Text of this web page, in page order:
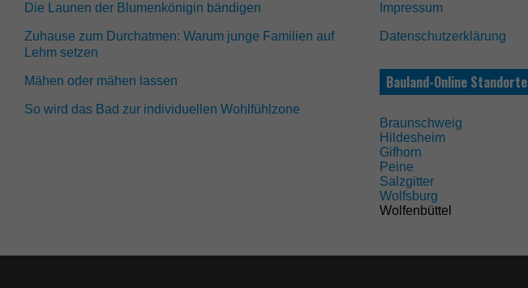
Die Launen der Blumenkönigin bändigen
Zuhause zum Durchatmen: Warum junge Familien auf
Lehm setzen
Mähen oder mähen lassen
So wird das Bad zur individuellen Wohlfühlzone
Impressum
Datenschutzerklärung
Bauland-Online Standorte
Braunschweig
Hildesheim
Gifhorn
Peine
Salzgitter
Wolfsburg
Wolfenbüttel